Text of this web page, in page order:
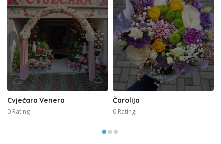
Cvjećara Venera
0 Rating
Čarolija
0 Rating